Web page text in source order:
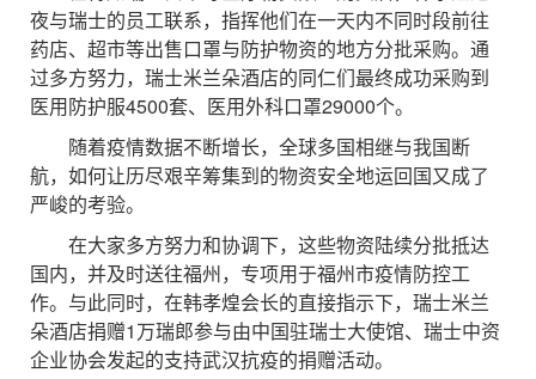
夜与瑞士的员工联系，指挥他们在一天内不同时段前往
药店、超市等出售口罩与防护物资的地方分批采购。通
过多方努力，瑞士米兰朵酒店的同仁们最终成功采购到
医用防护服4500套、医用外科口罩29000个。
随着疫情数据不断增长，全球多国相继与我国断
航，如何让历尽艰辛筹集到的物资安全地运回国又成了
严峻的考验。
在大家多方努力和协调下，这些物资陆续分批抵达
国内，并及时送往福州，专项用于福州市疫情防控工
作。与此同时，在韩孝煌会长的直接指示下，瑞士米兰
朵酒店捐赠1万瑞郎参与由中国驻瑞士大使馆、瑞士中资
企业协会发起的支持武汉抗疫的捐赠活动。